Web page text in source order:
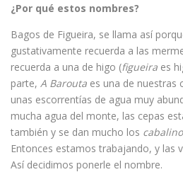
¿Por qué estos nombres?
Bagos de Figueira, se llama así
gustativamente recuerda a las
recuerda a una de higo (figueira es
parte, A Barouta es una de nuestras
unas escorrentías de agua muy
mucha agua del monte, las cepas
también y se dan mucho los
Entonces estamos trabajando, y las
Así decidimos ponerle el nombre.